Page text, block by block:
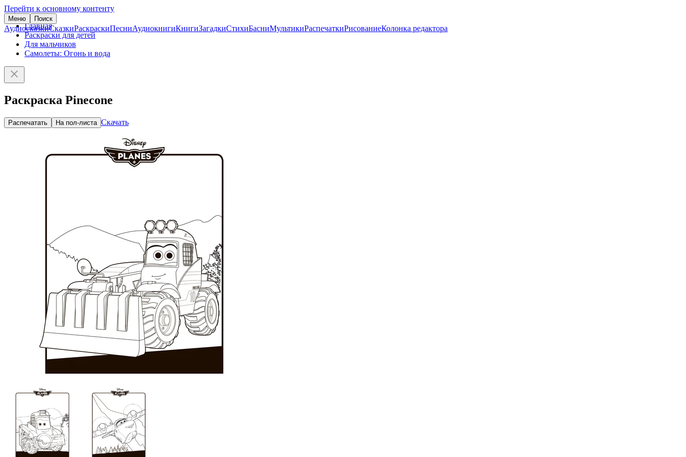
Перейти к основному контенту
Меню Поиск
АудиосказкиСказкиРаскраскиПесниАудиокнигиКнигиЗагадкиСтихиБасниМультикиРаспечаткиРисованиеКолонка редактора
Главная
Раскраски для детей
Для мальчиков
Самолеты: Огонь и вода
Раскраска Pinecone
Распечатать На пол-листа Скачать